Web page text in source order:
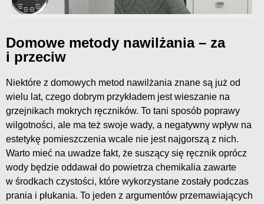
Domowe metody nawilżania – za
i przeciw
Niektóre z domowych metod nawilżania znane są już od
wielu lat, czego dobrym przykładem jest wieszanie na
grzejnikach mokrych ręczników. To tani sposób poprawy
wilgotności, ale ma też swoje wady, a negatywny wpływ na
estetykę pomieszczenia wcale nie jest najgorszą z nich.
Warto mieć na uwadze fakt, że suszący się ręcznik oprócz
wody będzie oddawał do powietrza chemikalia zawarte
w środkach czystości, które wykorzystane zostały podczas
prania i płukania. To jeden z argumentów przemawiających